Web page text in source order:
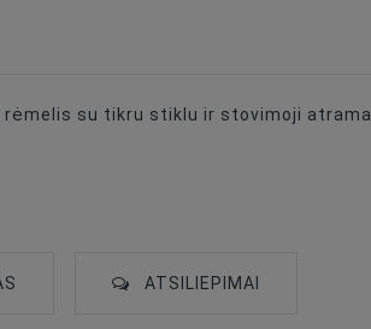
rėmelis su tikru stiklu ir stovimoji atrama
ATSILIEPIMAI